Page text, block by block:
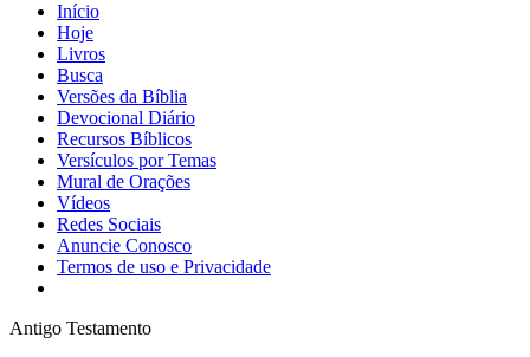
Início
Hoje
Livros
Busca
Versões da Bíblia
Devocional Diário
Recursos Bíblicos
Versículos por Temas
Mural de Orações
Vídeos
Redes Sociais
Anuncie Conosco
Termos de uso e Privacidade
Antigo Testamento